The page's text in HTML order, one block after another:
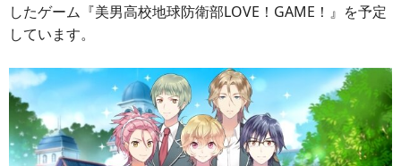
したゲーム『美男高校地球防衛部LOVE！GAME！』を予定
しています。